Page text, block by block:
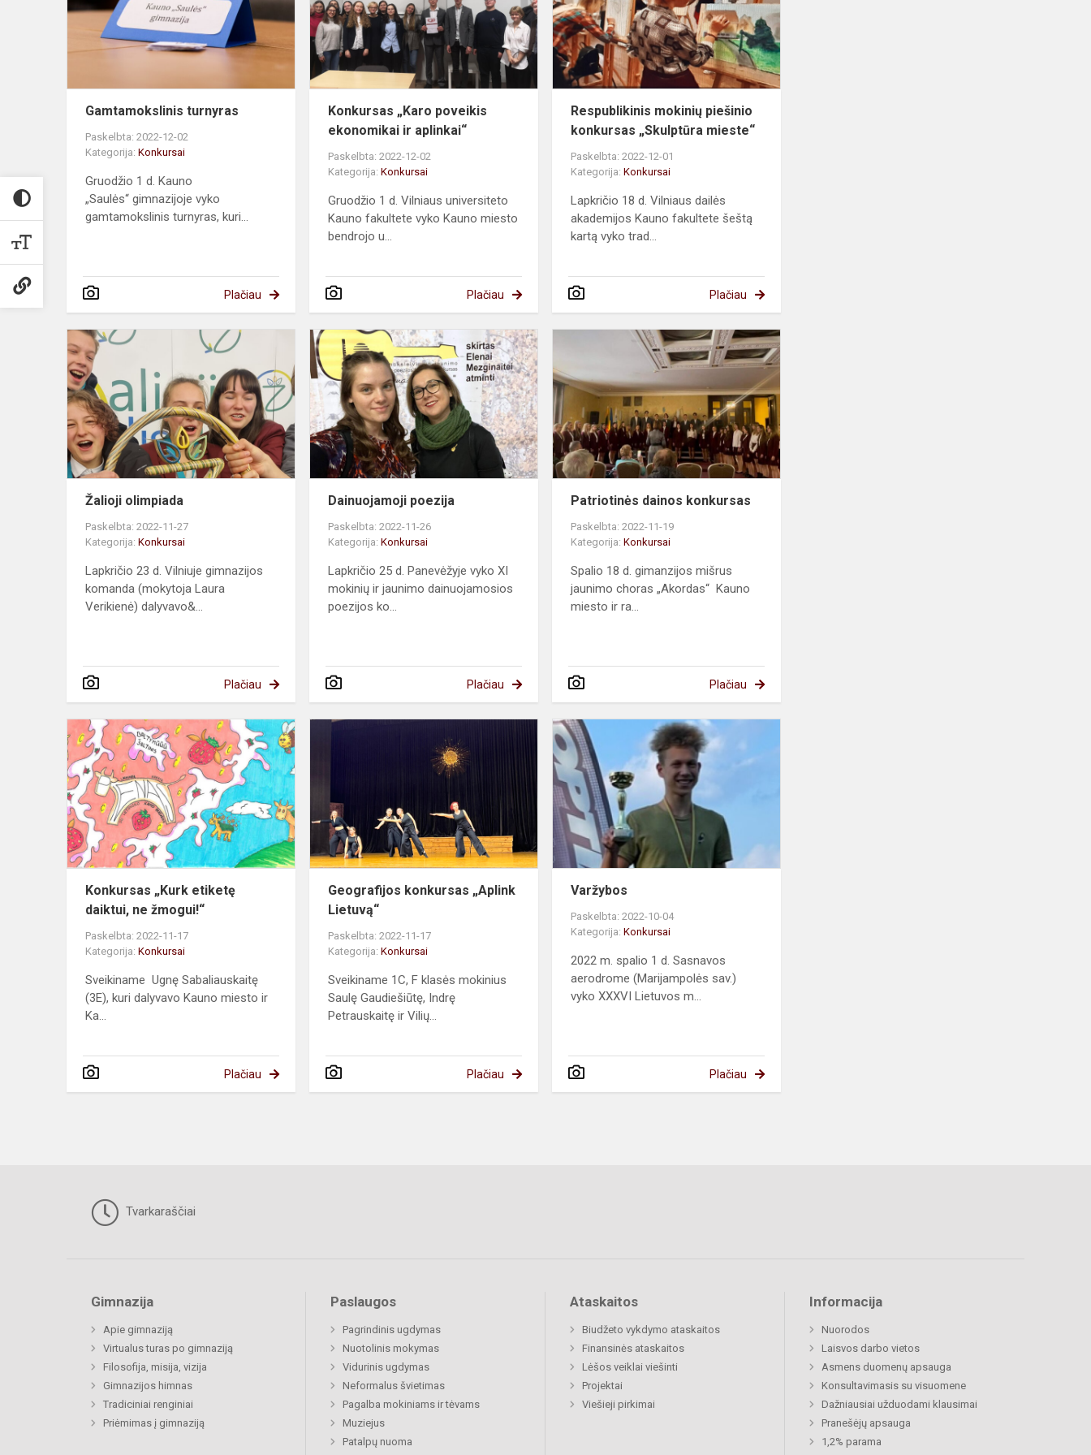
Gamtamokslinis turnyras
Paskelbta: 2022-12-02
Kategorija: Konkursai
Gruodžio 1 d. Kauno
„Saulės“ gimnazijoje vyko
gamtamokslinis turnyras, kuri...
Plačiau
ekonomikai
ir
aplinkai“
Konkursas „Karo poveikis
ekonomikai ir aplinkai“
Paskelbta: 2022-12-02
Kategorija:Konkursai
Gruodžio 1 d. Vilniaus universiteto
Kauno fakultete vyko Kauno miesto
bendrojo u...
Plačiau
konkursas
„Skulptūra
mieste“
Respublikinis mokinių piešinio
konkursas „Skulptūra mieste“
Paskelbta: 2022-12-01
Kategorija:Konkursai
Lapkričio 18 d. Vilniaus dailės
akademijos Kauno fakultete šeštą
kartą vyko trad...
Plačiau
Žalioji
olimpiada
Žalioji olimpiada
Paskelbta: 2022-11-27
Kategorija: Konkursai
Lapkričio 23 d. Vilniuje gimnazijos
komanda (mokytoja Laura
Verikienė) dalyvavo&...
Plačiau
Dainuojamoji
poezija
Dainuojamoji poezija
Paskelbta: 2022-11-26
Kategorija:Konkursai
Lapkričio 25 d. Panevėžyje vyko XI
mokinių ir jaunimo dainuojamosios
poezijos ko...
Plačiau
Patriotinės
dainos
konkursas
Patriotinės dainos konkursas
Paskelbta: 2022-11-19
Kategorija:Konkursai
Spalio 18 d. gimanzijos mišrus
jaunimo choras „Akordas“ Kauno
miesto ir ra...
Plačiau
Konkursas
„Kurk
etiketę
ne
žmogui!“
Konkursas „Kurk etiketę
daiktui, ne žmogui!“
Paskelbta: 2022-11-17
Kategorija: Konkursai
Sveikiname Ugnę Sabaliauskaitę
(3E), kuri dalyvavo Kauno miesto ir
Ka...
Plačiau
Geografijos
konkursas
„Aplink
Lietuvą“
Geografijos konkursas „Aplink
Lietuvą“
Paskelbta: 2022-11-17
Kategorija:Konkursai
Sveikiname 1C, F klasės mokinius
Saulę Gaudiešiūtę, Indrę
Petrauskaitę ir Vilių...
Plačiau
Varžybos
Paskelbta: 2022-10-04
Kategorija:Konkursai
2022 m. spalio 1 d. Sasnavos
aerodrome (Marijampolės sav.)
vyko XXXVI Lietuvos m...
Plačiau
Tvarkaraščiai
Gimnazija
Apie gimnaziją
Virtualus turas po gimnaziją
Filosofija, misija, vizija
Gimnazijos himnas
Tradiciniai renginiai
Priėmimas į gimnaziją
Paslaugos
Pagrindinis ugdymas
Nuotolinis mokymas
Vidurinis ugdymas
Neformalus švietimas
Pagalba mokiniams ir tėvams
Muziejus
Patalpų nuoma
Ataskaitos
Biudžeto vykdymo ataskaitos
Finansinės ataskaitos
Lėšos veiklai viešinti
Projektai
Viešieji pirkimai
Informacija
Nuorodos
Laisvos darbo vietos
Asmens duomenų apsauga
Konsultavimasis su visuomene
Dažniausiai užduodami klausimai
Pranešėjų apsauga
1,2% parama